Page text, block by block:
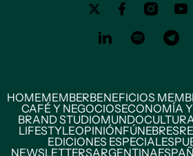
HOMEMEMBERBENEFICIOS
CAFÉ Y NEGOCIOSECONOMÍA
BRAND STUDIOMUNDO
LIFESTYLEOPINIÓNFÚNEBRES
EDICIONES ESPECIALES
NEWSLETTERSARGENTINA